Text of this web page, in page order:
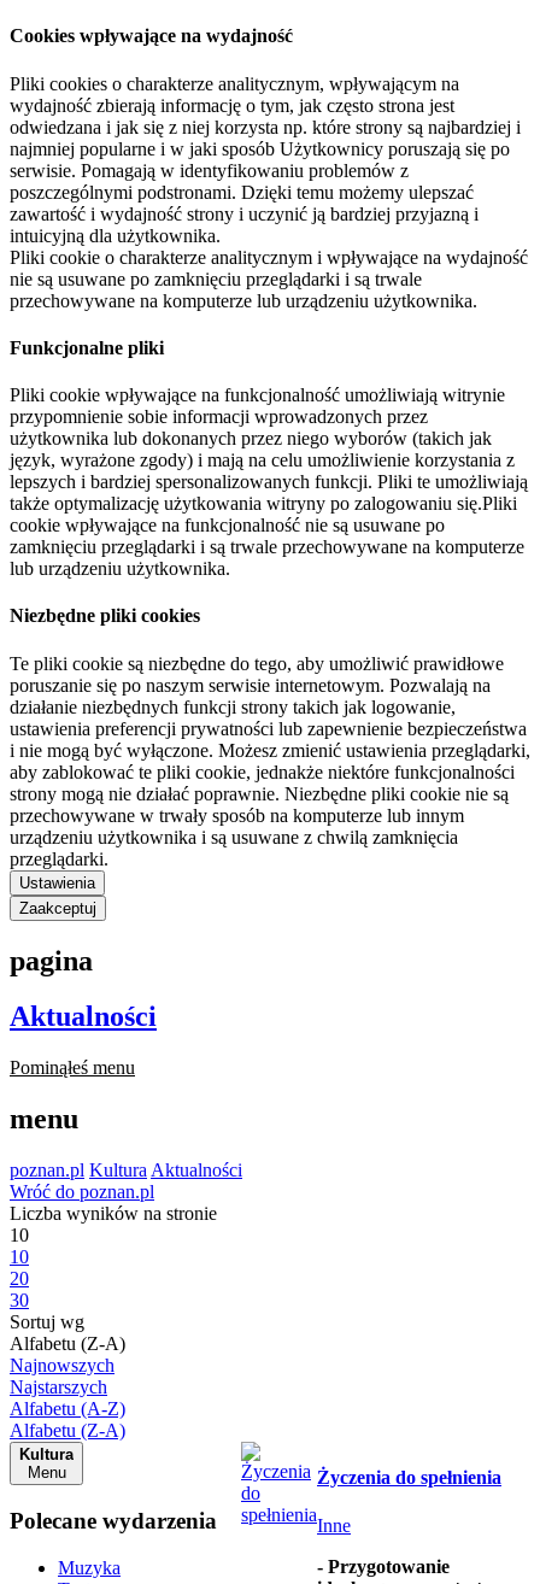
Cookies wpływające na wydajność
Pliki cookies o charakterze analitycznym, wpływającym na
wydajność zbierają informację o tym, jak często strona jest
odwiedzana i jak się z niej korzysta np. które strony są najbardziej i
najmniej popularne i w jaki sposób Użytkownicy poruszają się po
serwisie. Pomagają w identyfikowaniu problemów z
poszczególnymi podstronami. Dzięki temu możemy ulepszać
zawartość i wydajność strony i uczynić ją bardziej przyjazną i
intuicyjną dla użytkownika.
Pliki cookie o charakterze analitycznym i wpływające na wydajność
nie są usuwane po zamknięciu przeglądarki i są trwale
przechowywane na komputerze lub urządzeniu użytkownika.
Funkcjonalne pliki
Pliki cookie wpływające na funkcjonalność umożliwiają witrynie
przypomnienie sobie informacji wprowadzonych przez
użytkownika lub dokonanych przez niego wyborów (takich jak
język, wyrażone zgody) i mają na celu umożliwienie korzystania z
lepszych i bardziej spersonalizowanych funkcji. Pliki te umożliwiają
także optymalizację użytkowania witryny po zalogowaniu się.Pliki
cookie wpływające na funkcjonalność nie są usuwane po
zamknięciu przeglądarki i są trwale przechowywane na komputerze
lub urządzeniu użytkownika.
Niezbędne pliki cookies
Te pliki cookie są niezbędne do tego, aby umożliwić prawidłowe
poruszanie się po naszym serwisie internetowym. Pozwalają na
działanie niezbędnych funkcji strony takich jak logowanie,
ustawienia preferencji prywatności lub zapewnienie bezpieczeństwa
i nie mogą być wyłączone. Możesz zmienić ustawienia przeglądarki,
aby zablokować te pliki cookie, jednakże niektóre funkcjonalności
strony mogą nie działać poprawnie. Niezbędne pliki cookie nie są
przechowywane w trwały sposób na komputerze lub innym
urządzeniu użytkownika i są usuwane z chwilą zamknięcia
przeglądarki.
Ustawienia
Zaakceptuj
pagina
Aktualności
Pominąłeś menu
menu
poznan.pl Kultura Aktualności
Wróć do poznan.pl
Liczba wyników na stronie
10
10
20
30
Sortuj wg
Alfabetu (Z-A)
Najnowszych
Najstarszych
Alfabetu (A-Z)
Alfabetu (Z-A)
Kultura
Menu
Polecane wydarzenia
Muzyka
Życzenia do spełnienia
Inne
- Przygotowanie